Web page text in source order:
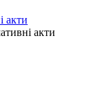
акти
акти